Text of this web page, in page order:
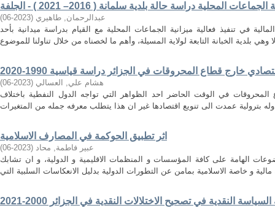
المحلية دراسة حالة بلدية سلمانة ( 2016– 2021 ) - الجلفة
عبدالرحمان, طاهيري (
2023-06
)
في تنفيذ فعالية ميزانية الجماعات المحلية مع القيام بدراسة ميدانية بأحد
خارج قطاع المحروقات في الجزائر دراسة قياسية 1990-2020
هشام علي, العسالي (
2023-06
)
المحروقات في الوقت الحاضر احد الظواهر التي تواجه الدول النفطية باختلاف
اثر تطبيق الحوكمة في المصارف الاسلامية
عبير فاطمة, محاد (
2023-06
)
الهامة على كافة المؤسسات و المنظمات الاقليمية و الدولية، و ان تشابك
النقدية في تصحيح الاختلالات النقدية في الجزائر 2000-2021